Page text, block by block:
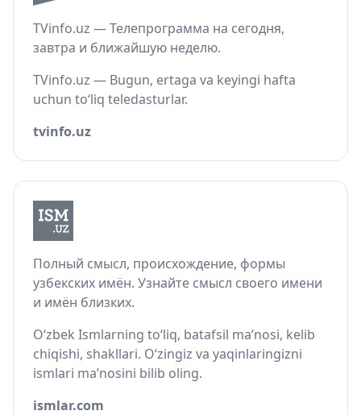
TVinfo.uz — Телепрограмма на сегодня,
завтра и ближайшую неделю.
TVinfo.uz — Bugun, ertaga va keyingi hafta
uchun to‘liq teledasturlar.
tvinfo.uz
Полный смысл, происхождение, формы
узбекских имён. Узнайте смысл своего имени
и имён близких.
O‘zbek Ismlarning to‘liq, batafsil ma’nosi, kelib
chiqishi, shakllari. O‘zingiz va yaqinlaringizni
ismlari ma’nosini bilib oling.
ismlar.com